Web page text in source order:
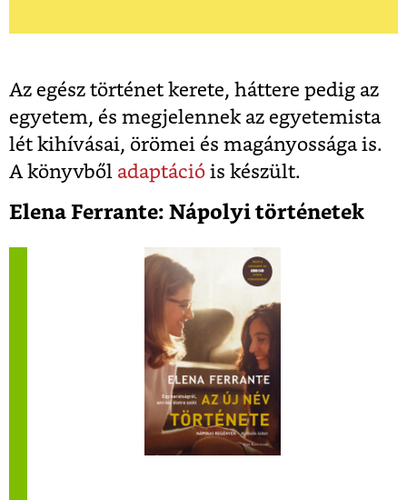
Az egész történet kerete, háttere pedig az
egyetem, és megjelennek az egyetemista
lét kihívásai, örömei és magányossága is.
A könyvből adaptáció is készült.
Elena Ferrante: Nápolyi történetek